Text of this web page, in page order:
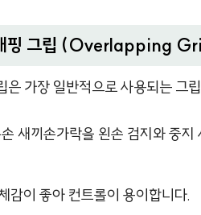
핑 그립 (Overlapping
은 가장 일반적으로 사용되는 그
새끼손가락을 왼손 검지와 중지
감이 좋아 컨트롤이 용이합니다.